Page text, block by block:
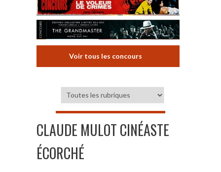
Voir tous les concours
CLAUDE MULOT CINÉASTE
ÉCORCHÉ